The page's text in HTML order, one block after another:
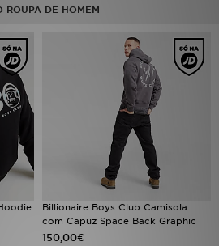
ROUPA DE HOMEM
Billionaire Boys Club Camisola
com Capuz Space Back Graphic
150,00€